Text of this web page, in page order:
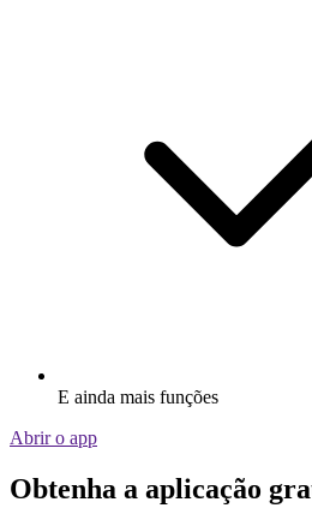
E ainda mais funções
Abrir o app
Obtenha a aplicação